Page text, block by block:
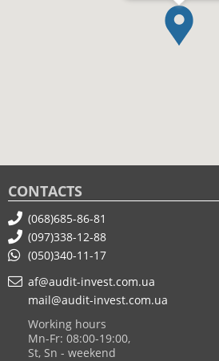
CONTACTS
(068)685-86-81
(097)338-12-88
(050)340-11-17
af@audit-invest.com.ua
mail@audit-invest.com.ua
Working hours
Mn-Fr: 08:00-19:00,
St, Sn - weekend